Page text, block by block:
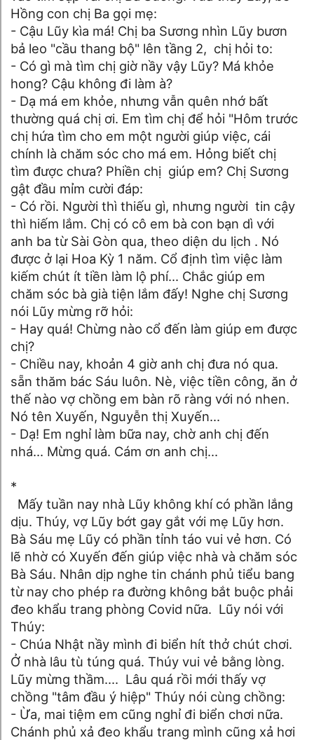
Hồng con chị Ba gọi mẹ:
- Cậu Lũy kìa má! Chị ba Sương nhìn Lũy bươn
bả leo "cầu thang bộ" lên tầng 2, chị hỏi to:
- Có gì mà tìm chị giờ nầy vậy Lũy? Má khỏe
hong? Cậu không đi làm à?
- Dạ má em khỏe, nhưng vẫn quên nhớ bất
thường quá chị ơi. Em tìm chị để hỏi "Hôm trước
chị hứa tìm cho em một người giúp việc, cái
chính là chăm sóc cho má em. Hỏng biết chị
tìm được chưa? Phiền chị giúp em? Chị Sương
gật đầu mỉm cười đáp:
- Có rồi. Người thì thiếu gì, nhưng người tin cậy
thì hiếm lắm. Chị có cô em bà con bạn dì với
anh ba từ Sài Gòn qua, theo diện du lịch . Nó
được ở lại Hoa Kỳ 1 năm. Cổ định tìm việc làm
kiếm chút ít tiền làm lộ phí... Chắc giúp em
chăm sóc bà già tiện lắm đấy! Nghe chị Sương
nói Lũy mừng rỡ hỏi:
- Hay quá! Chừng nào cổ đến làm giúp em được
chị?
- Chiều nay, khoản 4 giờ anh chị đưa nó qua.
sẵn thăm bác Sáu luôn. Nè, việc tiền công, ăn ở
thế nào vợ chồng em bàn rõ ràng với nó nhen.
Nó tên Xuyến, Nguyễn thị Xuyến...
- Dạ! Em nghỉ làm bữa nay, chờ anh chị đến
nhá... Mừng quá. Cám ơn anh chị...
*
Mấy tuần nay nhà Lũy không khí có phần lắng
dịu. Thúy, vợ Lũy bớt gay gắt với mẹ Lũy hơn.
Bà Sáu mẹ Lũy có phần tỉnh táo vui vẻ hơn. Có
lẽ nhờ có Xuyến đến giúp việc nhà và chăm sóc
Bà Sáu. Nhân dịp nghe tin chánh phủ tiểu bang
từ nay cho phép ra đường không bắt buộc phải
đeo khẩu trang phòng Covid nữa. Lũy nói với
Thúy:
- Chúa Nhật nầy mình đi biển hít thở chút chơi.
Ở nhà lâu tù túng quá. Thúy vui vẻ bằng lòng.
Lũy mừng thầm.... Lâu quá rồi mới thấy vợ
chồng "tâm đầu ý hiệp" Thúy nói cùng chồng:
- Ừa, mai tiệm em cũng nghỉ đi biển chơi nữa.
Chánh phủ xả đeo khẩu trang mình cũng xả hơi